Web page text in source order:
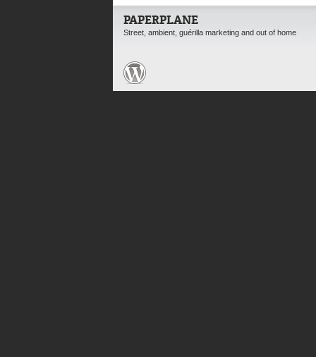
PAPERPLANE
Street, ambient, guérilla marketing and out of home